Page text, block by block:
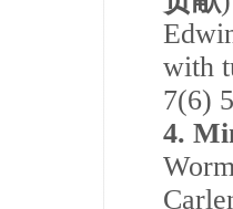
with
7(6)
4.